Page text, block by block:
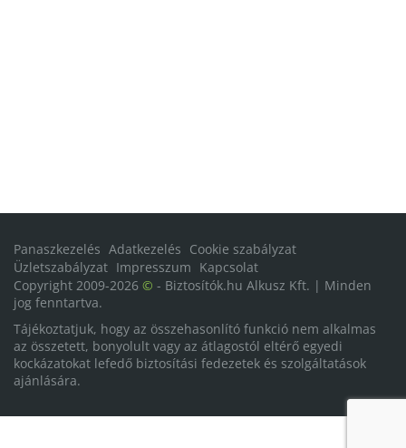
Panaszkezelés Adatkezelés Cookie szabályzat
Üzletszabályzat Impresszum Kapcsolat
Copyright 2009-2026 © - Biztosítók.hu Alkusz Kft. | Minden
jog fenntartva.
Tájékoztatjuk, hogy az összehasonlító funkció nem alkalmas
az összetett, bonyolult vagy az átlagostól eltérő egyedi
kockázatokat lefedő biztosítási fedezetek és szolgáltatások
ajánlására.